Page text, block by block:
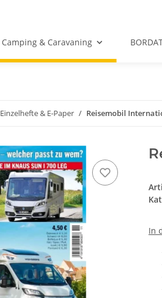
Camping & Caravaning
Einzelhefte & E-Paper Reisemobil
In